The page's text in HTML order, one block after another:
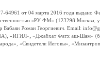
от 04 марта 2016 года выдано
«РУ ФМ» (123298 Москва,
Бабаян Роман Георгиевич. Email:
«ИГИЛ», «Джабхат Фатх аш-Шам»
«Свидетели Иеговы»,